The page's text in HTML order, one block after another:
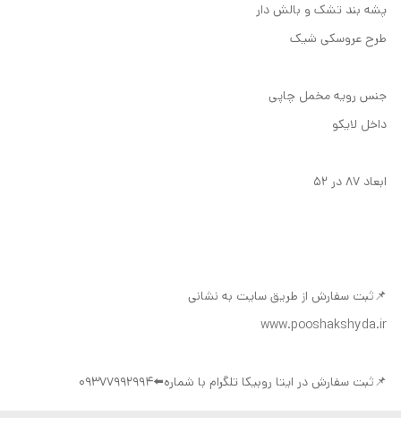
پشه بند تشک و بالش دار
طرح عروسکی شیک
جنس رویه مخمل چاپی
داخل لایکو
ابعاد ۸۷ در ۵۲
📌ثبت سفارش از طریق سایت به نشانی
www.pooshakshyda.ir
📌ثبت سفارش در ایتا روبیکا تلگرام با شماره⬅️09377992994